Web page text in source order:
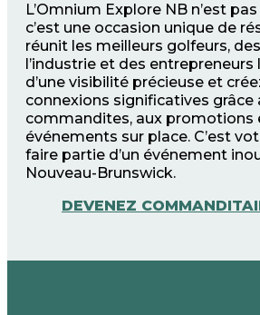
L’Omnium Explore NB n’est
c’est une occasion unique de
réunit les meilleurs golfeurs,
l’industrie et des
d’une visibilité précieuse et
connexions significatives grâce
commandites, aux promotions
événements sur place. C’est
faire partie d’un événement
Nouveau-Brunswick.
DEVENEZ